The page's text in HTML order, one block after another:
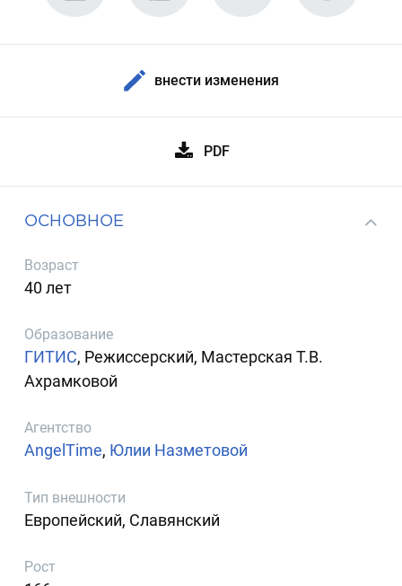
внести изменения
PDF
ОСНОВНОЕ
Возраст
40 лет
Образование
ГИТИС, Режиссерский, Мастерская Т.В.
Ахрамковой
Агентство
AngelTime, Юлии Назметовой
Тип внешности
Европейский, Славянский
Рост